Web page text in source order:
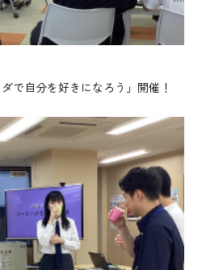
で自分を好きになろう」開催！